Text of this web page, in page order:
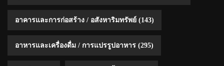
อาคารและการก่อสร้าง / อสังหาริมทรัพย์ (143)
อาหารและเครื่องดื่ม / การแปรรูปอาหาร (295)